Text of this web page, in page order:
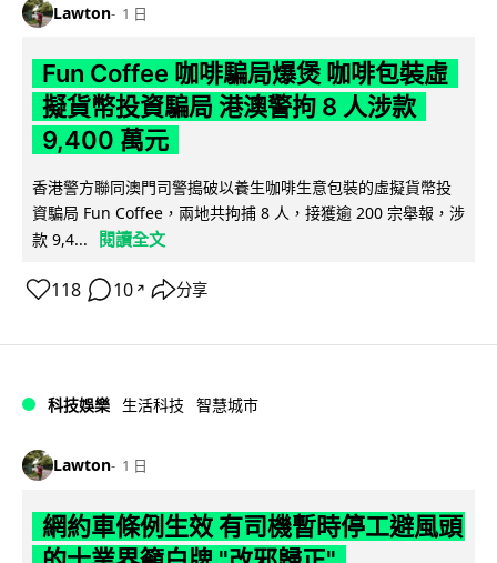
Lawton 1 日
Fun Coffee 咖啡騙局爆煲 咖啡包裝虛
擬貨幣投資騙局 港澳警拘 8 人涉款
9,400 萬元
香港警方聯同澳門司警搗破以養生咖啡生意包裝的虛擬貨幣投
資騙局 Fun Coffee，兩地共拘捕 8 人，接獲逾 200 宗舉報，涉
款 9,4...
閱讀全文
118 10 ↗ 分享
科技娛樂 生活科技 智慧城市
Lawton 1 日
網約車條例生效 有司機暫時停工避風頭